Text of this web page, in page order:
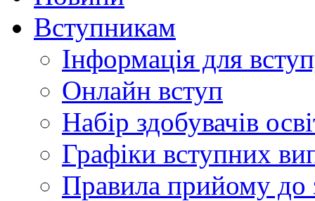
Вступникам
Інформація для
Онлайн вступ
Набір здобувачів
Графіки вступних
Правила прийому до